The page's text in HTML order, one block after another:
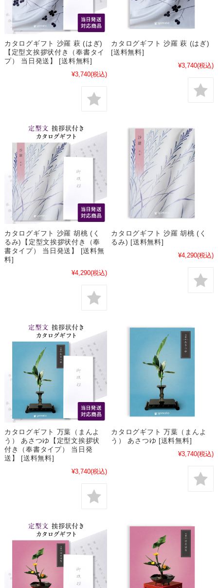
カタログギフト 沙羅 萩 (はぎ)
【定型文挨拶状付き（奉書タイ
プ） 当日発送】 [送料無料]
¥3,740(税込)
カタログギフト 沙羅 萩 (はぎ)
[送料無料]
¥3,740(税込)
カタログギフト 沙羅 胡桃 (く
るみ)【定型文挨拶状付き（奉
書タイプ） 当日発送】 [送料無
料]
¥4,290(税込)
カタログギフト 沙羅 胡桃 (く
るみ) [送料無料]
¥4,290(税込)
カタログギフト 万葉（まんよ
う） あさつゆ【定型文挨拶状
付き（奉書タイプ） 当日発
送】 [送料無料]
¥3,740(税込)
カタログギフト 万葉（まんよ
う） あさつゆ [送料無料]
¥3,740(税込)